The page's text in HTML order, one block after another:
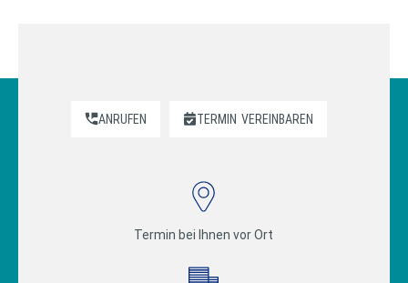
ANRUFEN TERMIN VEREINBAREN
Termin bei Ihnen vor Ort